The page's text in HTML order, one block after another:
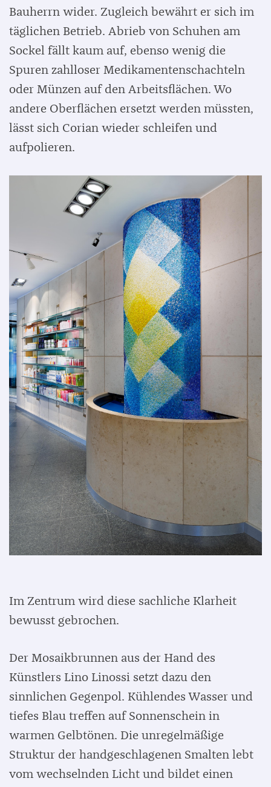
Bauherrn wider. Zugleich bewährt er sich im
täglichen Betrieb. Abrieb von Schuhen am
Sockel fällt kaum auf, ebenso wenig die
Spuren zahlloser Medikamentenschachteln
oder Münzen auf den Arbeitsflächen. Wo
andere Oberflächen ersetzt werden müssten,
lässt sich Corian wieder schleifen und
aufpolieren.
Im Zentrum wird diese sachliche Klarheit
bewusst gebrochen.
Der Mosaikbrunnen aus der Hand des
Künstlers Lino Linossi setzt dazu den
sinnlichen Gegenpol. Kühlendes Wasser und
tiefes Blau treffen auf Sonnenschein in
warmen Gelbtönen. Die unregelmäßige
Struktur der handgeschlagenen Smalten lebt
vom wechselnden Licht und bildet einen